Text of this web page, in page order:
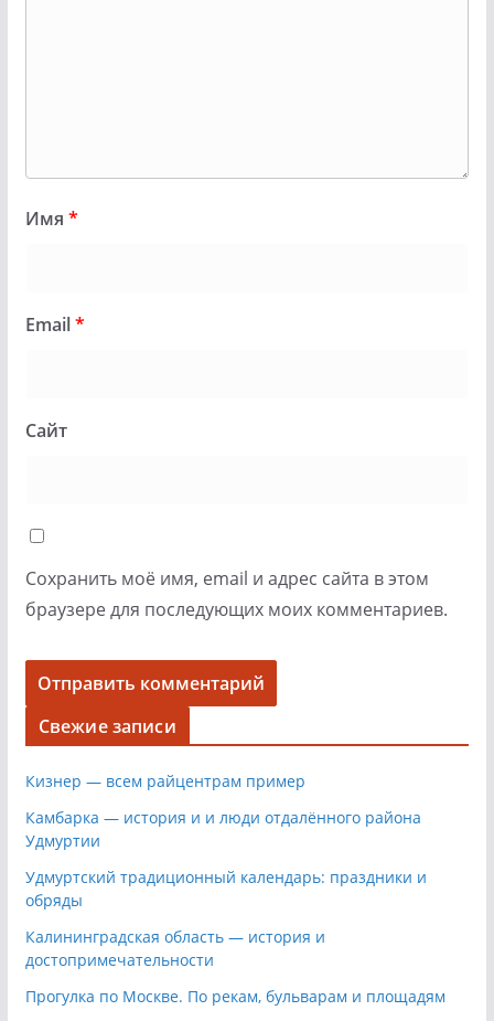
Имя *
Email*
Сайт
Сохранить моё имя, email и адрес сайта в этом
браузере для последующих моих комментариев.
Свежие записи
Кизнер — всем райцентрам пример
Камбарка — история и и люди отдалённого района
Удмуртии
Удмуртский традиционный календарь: праздники и
обряды
Калининградская область — история и
достопримечательности
Прогулка по Москве. По рекам, бульварам и площадям